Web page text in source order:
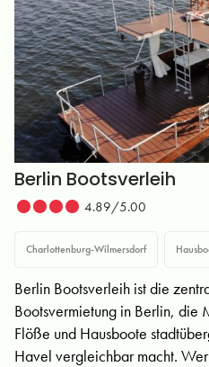
Berlin Bootsverleih
4.89/5.00
Charlottenburg-Wilmersdorf
Berlin Bootsverleih ist die
Bootsvermietung in Berlin, die
Flöße und Hausboote
Havel vergleichbar macht.